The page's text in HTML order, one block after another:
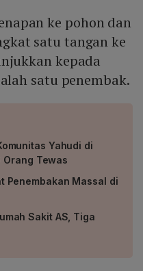
ke pohon dan
satu tangan ke
kepada
satu penembak.
Yahudi di
Orang Tewas
Penembakan Massal di
Sakit AS, Tiga